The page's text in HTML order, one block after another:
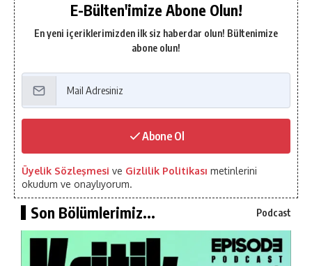
E-Bülten'imize Abone Olun!
En yeni içeriklerimizden ilk siz haberdar olun! Bültenimize
abone olun!
Abone Ol
Üyelik Sözleşmesi ve Gizlilik Politikası metinlerini
okudum ve onaylıyorum.
Son Bölümlerimiz... Podcast